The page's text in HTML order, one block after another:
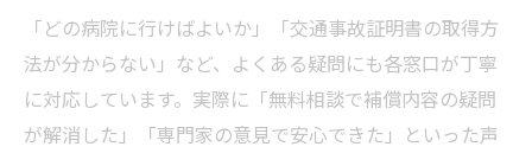
「どの病院に行けばよいか」「交通事故証明書の取得方
法が分からない」など、よくある疑問にも各窓口が丁寧
に対応しています。実際に「無料相談で補償内容の疑問
が解消した」「専門家の意見で安心できた」といった声